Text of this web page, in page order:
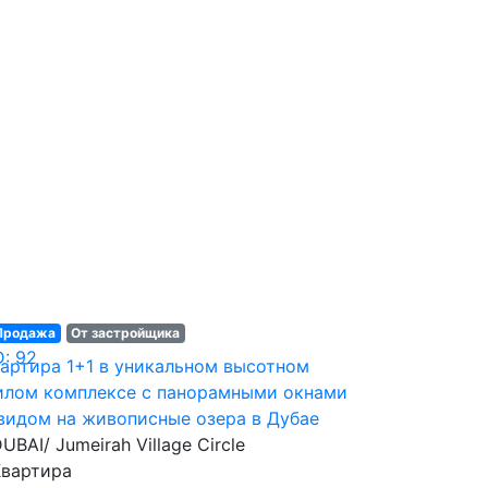
От застройщика
92
1+1 в уникальном высотном
комплексе с панорамными окнами
на живописные озера в Дубае
Jumeirah Village Circle